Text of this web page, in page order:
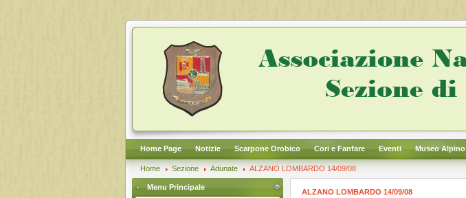
Home Page Notizie Scarpone Orobico Cori e Fanfare Eventi Museo Alpino
Home Sezione Adunate ALZANO LOMBARDO 14/09/08
Menu Principale
ALZANO LOMBARDO 14/09/08